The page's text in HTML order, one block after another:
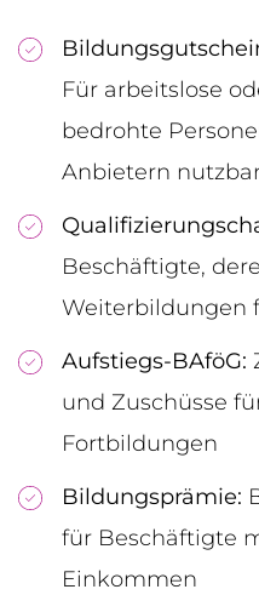
Für arbeitslose
bedrohte
Anbietern
Beschäftigte,
Weiterbildungen
Aufstiegs-BAföG:
und Zuschüsse
Fortbildungen
Bildungsprämie:
für Beschäftigte
Einkommen